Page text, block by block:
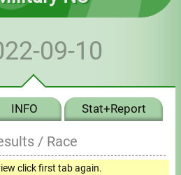
09-10
INFO Stat+Report
/ Race
click first tab again.